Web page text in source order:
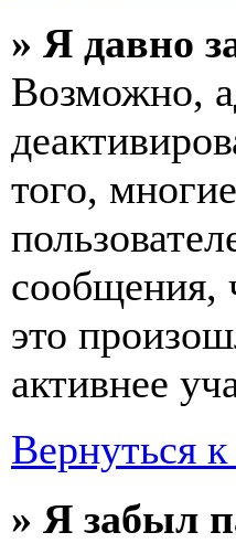
» Я давно
Возможно,
того,
сообщения,
это
активнее
Вернуться
» Я забыл